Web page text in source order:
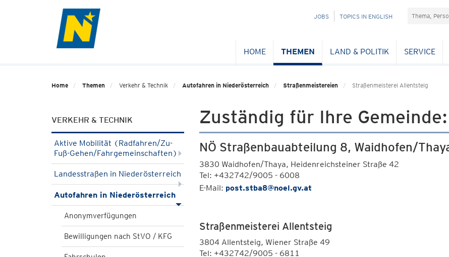
NAVIGATION
JOBS TOPICS IN ENGLISH Suchefeld
HOME THEMEN LAND & POLITIK SERVICE
Home Themen Verkehr & Technik Autofahren in Niederösterreich Straßenmeistereien Straßenmeisterei Allentsteig
VERKEHR & TECHNIK
Aktive Mobilität (Radfahren/Zu-
Fuß-Gehen/Fahrgemeinschaften)
Landesstraßen in Niederösterreich
Autofahren in Niederösterreich
Anonymverfügungen
Bewilligungen nach StVO / KFG
Zuständig für Ihre Gemeinde:
NÖ Straßenbauabteilung 8, Waidhofen/
3830 Waidhofen/Thaya, Heidenreichsteiner Straße 42
Tel: +432742/9005 - 6008
E-Mail: post.stba8@noel.gv.at
Straßenmeisterei Allentsteig
3804 Allentsteig, Wiener Straße 49
Tel: +432742/9005 - 6811